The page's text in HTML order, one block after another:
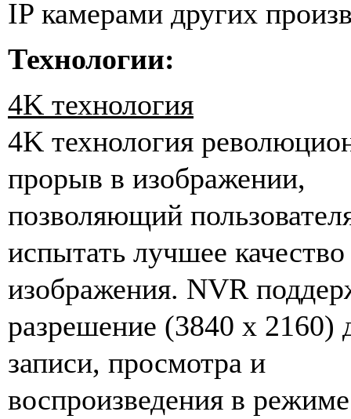
IP камерами других
Технологии:
4K технология
4K технология
прорыв в изображении,
позволяющий
испытать лучшее качество
изображения. NVR
разрешение (3840 x 2160)
записи, просмотра и
воспроизведения в режиме